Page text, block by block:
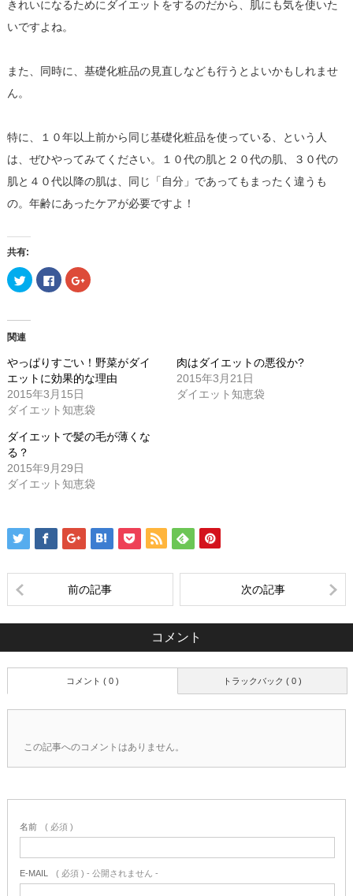
きれいになるためにダイエットをするのだから、肌にも気を使いた
いですよね。
また、同時に、基礎化粧品の見直しなども行うとよいかもしれませ
ん。
特に、１０年以上前から同じ基礎化粧品を使っている、という人
は、ぜひやってみてください。１０代の肌と２０代の肌、３０代の
肌と４０代以降の肌は、同じ「自分」であってもまったく違うも
の。年齢にあったケアが必要ですよ！
共有:
ク
リ
て
有
(新
し
い
ウ
ィ
ド
ウ
で
き
ま
す)
Facebook
で
リ
ッ
ク
し
て
く
だ
い
い
ウ
ィ
開
ま
ク
リ
有
(新
し
ィ
ン
ウ
ま
す)
関連
やっぱりすごい！野菜がダイ
エットに効果的な理由
2015年3月15日
ダイエット知恵袋
肉はダイエットの悪役か?
2015年3月21日
ダイエット知恵袋
ダイエットで髪の毛が薄くな
る？
2015年9月29日
ダイエット知恵袋
前の記事 次の記事
コメント
トラックバック ( 0 )
コメント ( 0 )
この記事へのコメントはありません。
名前 ( 必須 )
E-MAIL ( 必須 ) - 公開されません -